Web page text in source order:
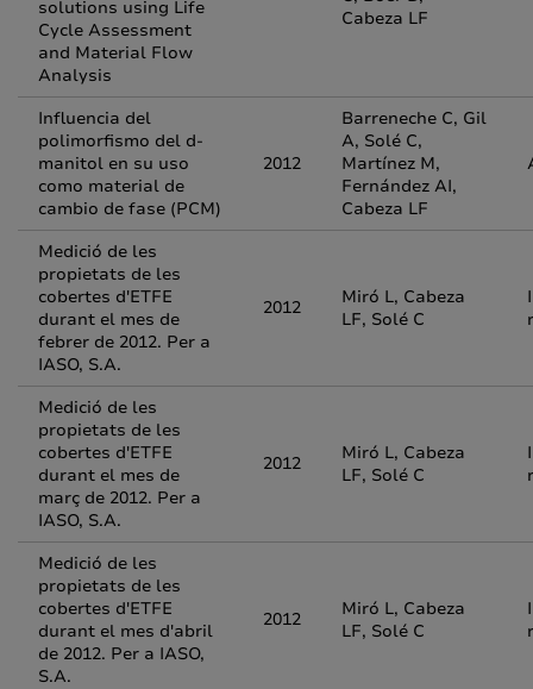
solutions using Life
Cycle Assessment
and Material Flow
Analysis
Cabeza LF
Influencia del
polimorfismo del d-
manitol en su uso
como material de
cambio de fase (PCM)
2012
Barreneche C, Gil
A, Solé C,
Martínez M,
Fernández AI,
Cabeza LF
Medició de les
propietats de les
cobertes d'ETFE
durant el mes de
febrer de 2012. Per a
IASO, S.A.
2012
Miró L, Cabeza
LF, Solé C
Medició de les
propietats de les
cobertes d'ETFE
durant el mes de
març de 2012. Per a
IASO, S.A.
2012
Miró L, Cabeza
LF, Solé C
Medició de les
propietats de les
cobertes d'ETFE
durant el mes d'abril
de 2012. Per a IASO,
S.A.
2012
Miró L, Cabeza
LF, Solé C